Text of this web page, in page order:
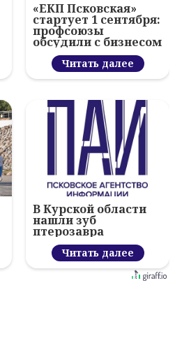
«ЕКП Псковская»
стартует 1 сентября:
профсоюзы
обсудили с бизнесом
новый цифровой
проектЧитать далее
В Курской области
нашли зуб
птерозавра
Читать далее